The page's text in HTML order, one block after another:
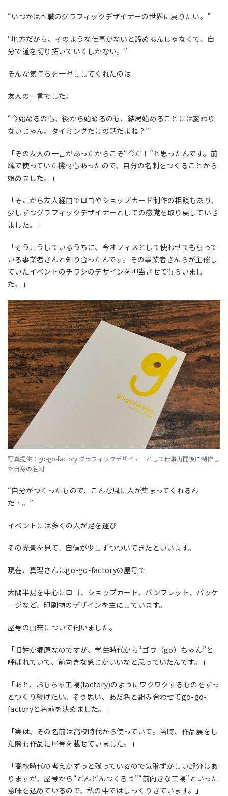
“いつかは本職のグラフィックデザイナーの世界に戻りたい。”
“地方だから、そのような仕事がないと諦めるんじゃなくて、自
分で道を切り拓いていくしかない。”
そんな気持ちを一押ししてくれたのは
友人の一言でした。
“今始めるのも、後から始めるのも、結局始めることには変わり
ないじゃん。タイミングだけの話だよね？”
「その友人の一言があったからこそ“今だ！”と思ったんです。前
職で使っていた機材もあったので、自分の名刺をつくることから
始めました。」
「そこから友人経由でロゴやショップカード制作の相談もあり、
少しずつグラフィックデザイナーとしての感覚を取り戻していき
ました。」
「そうこうしているうちに、今オフィスとして使わせてもらって
いる事業者さんと知り合ったんです。その事業者さんらが主催し
ていたイベントのチラシのデザインを担当させてもらいまし
た。」
写真提供：go-go-factory グラフィックデザイナーとして仕事再開後に制作し
た自身の名刺
“自分がつくったもので、こんな風に人が集まってくれるん
だ…。”
イベントには多くの人が足を運び
その光景を見て、自信が少しずつついてきたといいます。
現在、真理さんはgo-go-factoryの屋号で
大隅半島を中心にロゴ、ショップカード、パンフレット、パッケ
ージなど、印刷物のデザインを主にしています。
屋号の由来について伺いました。
「旧姓が郷原なのですが、学生時代から“ゴウ（go）ちゃん”と
呼ばれていて、前向きな感じがいいなと思っていたんです。」
「あと、おもちゃ工場(factory)のようにワクワクするものをずっ
とつくり続けたい。そう思い、あだ名と組み合わせてgo-go-
factoryと名前を決めました。」
「実は、その名前は高校時代から使っていて。当時、作品展をし
た際も作品に屋号を載せていました。」
「高校時代の考えがずっと残っているので気恥ずかしい部分はあ
りますが、屋号から“どんどんつくろう”“前向きな工場”といった
意味を込めているので、私の中ではしっくりきています。」